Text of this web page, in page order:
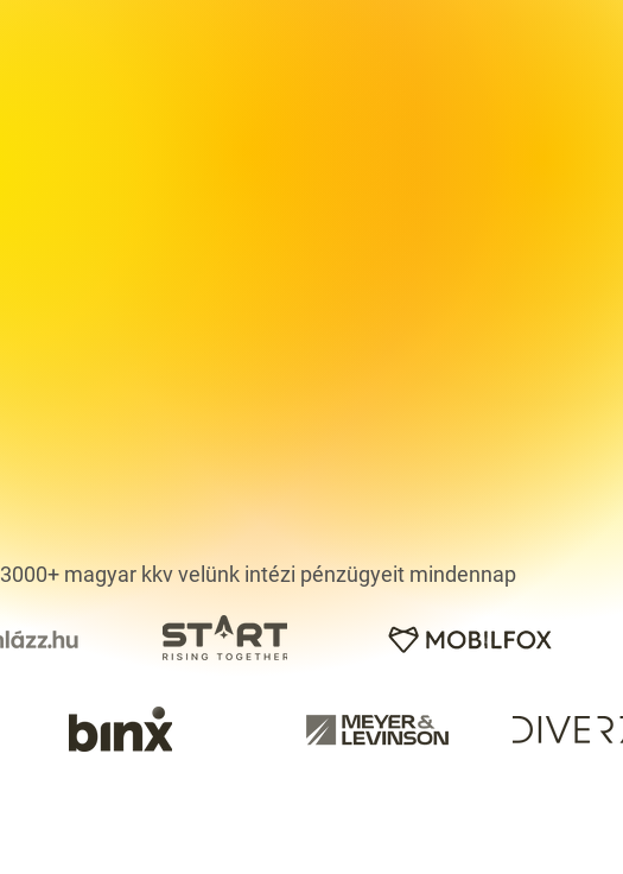
3000+ magyar kkv velünk intézi pénzügyeit mindennap